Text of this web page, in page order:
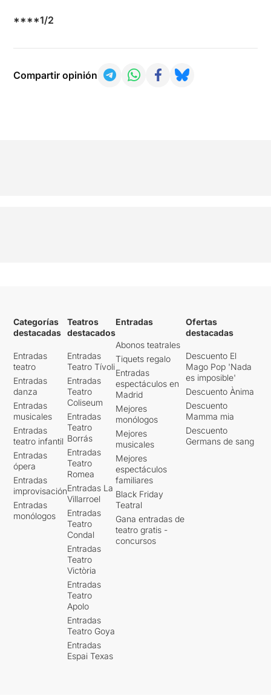
****1/2
Compartir opinión
Categorías
destacadas
Entradas
teatro
Entradas
danza
Entradas
musicales
Entradas
teatro infantil
Entradas
ópera
Entradas
improvisación
Entradas
monólogos
Teatros
destacados
Entradas
Teatro Tívoli
Entradas
Teatro
Coliseum
Entradas
Teatro
Borrás
Entradas
Teatro
Romea
Entradas La
Villarroel
Entradas
Teatro
Condal
Entradas
Teatro
Victòria
Entradas
Teatro
Apolo
Entradas
Teatro Goya
Entradas
Espai Texas
Entradas
Abonos teatrales
Tiquets regalo
Entradas
espectáculos en
Madrid
Mejores
monólogos
Mejores
musicales
Mejores
espectáculos
familiares
Black Friday
Teatral
Gana entradas de
teatro gratis -
concursos
Ofertas
destacadas
Descuento El
Mago Pop 'Nada
es imposible'
Descuento Ànima
Descuento
Mamma mia
Descuento
Germans de sang